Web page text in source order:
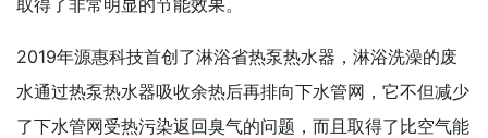
2019年源惠科技首创了淋浴省热泵热水器，淋浴洗澡的废
水通过热泵热水器吸收余热后再排向下水管网，它不但减少
了下水管网受热污染返回臭气的问题，而且取得了比空气能